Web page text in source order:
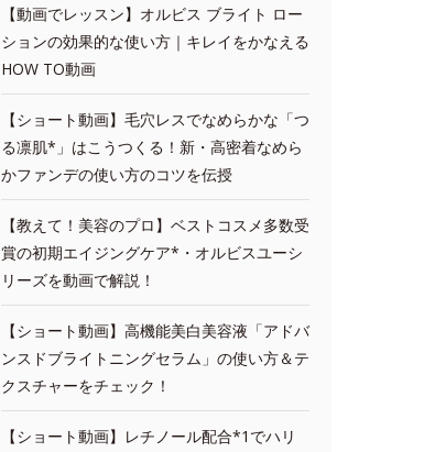
【動画でレッスン】オルビス ブライト ロー
ションの効果的な使い方｜キレイをかなえる
HOW TO動画
【ショート動画】毛穴レスでなめらかな「つ
る凛肌*」はこうつくる！新・高密着なめら
かファンデの使い方のコツを伝授
【教えて！美容のプロ】ベストコスメ多数受
賞の初期エイジングケア*・オルビスユーシ
リーズを動画で解説！
【ショート動画】高機能美白美容液「アドバ
ンスドブライトニングセラム」の使い方＆テ
クスチャーをチェック！
【ショート動画】レチノール配合*1でハリ